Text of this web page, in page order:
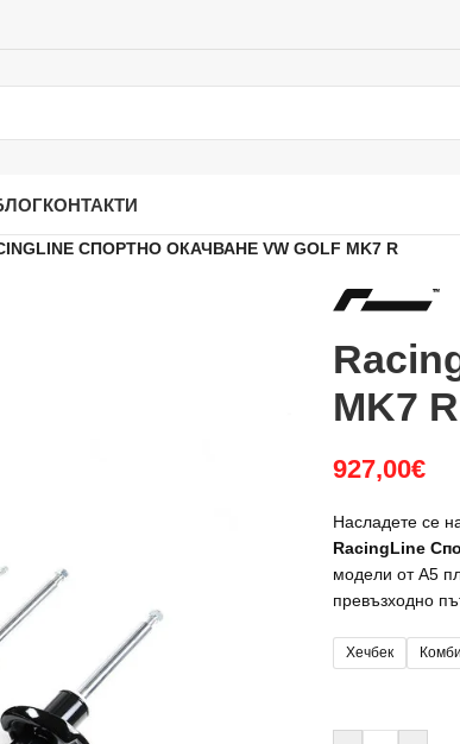
КОНТАКТИ
СПОРТНО ОКАЧВАНЕ VW GOLF MK7 R
MK7 R
927,00€
Насладете се
RacingLine
модели от A5
превъзходно
Хечбек Комби